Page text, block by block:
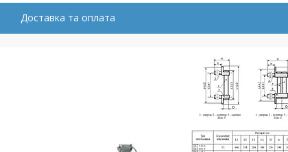
Доставка та оплата